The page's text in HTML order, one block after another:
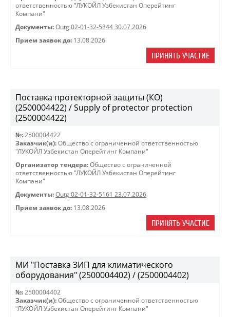
ответственностью "ЛУКОЙЛ Узбекистан Оперейтинг
Компани"
Документы: Outg 02-01-32-5344 30.07.2026
Прием заявок до: 13.08.2026
ПРИНЯТЬ УЧАСТИЕ
Поставка протекторной защиты (КО)
(2500004422) / Supply of protector protection
(2500004422)
№: 2500004422
Заказчик(и): Общество с ограниченной ответственностью
"ЛУКОЙЛ Узбекистан Оперейтинг Компани"
Организатор тендера: Общество с ограниченной
ответственностью "ЛУКОЙЛ Узбекистан Оперейтинг
Компани"
Документы: Outg 02-01-32-5161 23.07.2026
Прием заявок до: 13.08.2026
ПРИНЯТЬ УЧАСТИЕ
МИ "Поставка ЗИП для климатического
оборудования" (2500004402) / (2500004402)
№: 2500004402
Заказчик(и): Общество с ограниченной ответственностью
"ЛУКОЙЛ Узбекистан Оперейтинг Компани"